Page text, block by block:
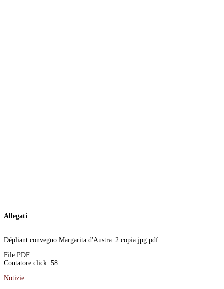
Allegati
Dépliant convegno Margarita d'Austra_2 copia.jpg.pdf
File PDF
Contatore click: 58
Notizie